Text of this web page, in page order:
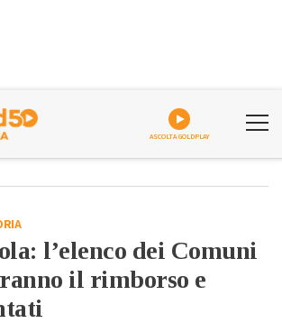
ASCOLTA GOLDPLAY
l’elenco dei Comuni
il rimborso e